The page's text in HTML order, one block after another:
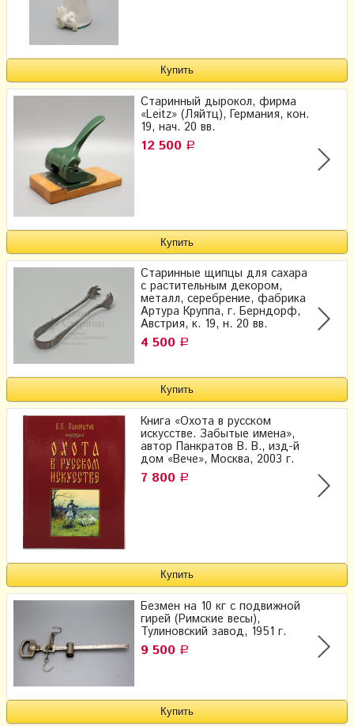
Старинный дырокол, фирма
«Leitz» (Ляйтц), Германия, кон.
19, нач. 20 вв.
12 500 Р
Старинные щипцы для сахара
с растительным декором,
металл, серебрение, фабрика
Артура Круппа, г. Берндорф,
Австрия, к. 19, н. 20 вв.
4 500 Р
Книга «Охота в русском
искусстве. Забытые имена»,
автор Панкратов В. В., изд-й
дом «Вече», Москва, 2003 г.
7 800 Р
Безмен на 10 кг с подвижной
гирей (Римские весы),
Тулиновский завод, 1951 г.
9 500 Р